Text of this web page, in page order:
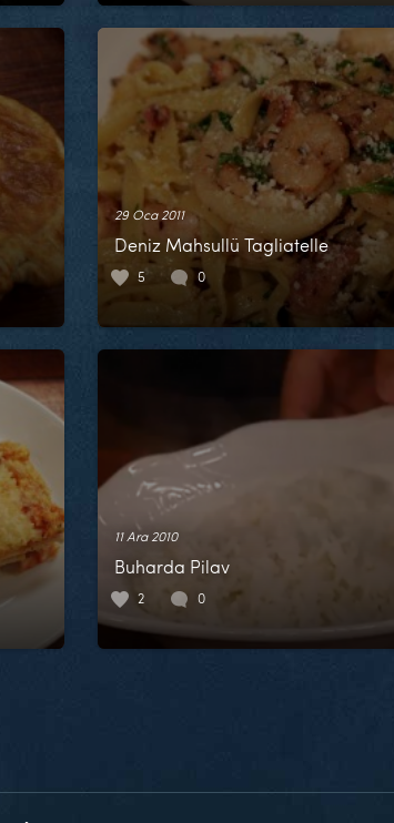
29 Oca 2011
Deniz Mahsullü Tagliatelle
5 0
11 Ara 2010
Buharda Pilav
2 0